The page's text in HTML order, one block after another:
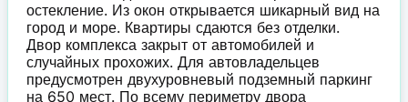
остекление. Из окон открывается шикарный вид на
город и море. Квартиры сдаются без отделки.
Двор комплекса закрыт от автомобилей и
случайных прохожих. Для автовладельцев
предусмотрен двухуровневый подземный паркинг
на 650 мест. По всему периметру двора